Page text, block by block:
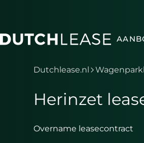
Je bent nu voorbij het hoofdmenu
Dutchlease.nl
Herinzet
Overname leasecontract